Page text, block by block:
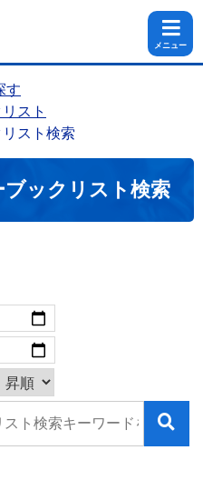
メニュー
す
スト
スト検索
ブックリスト検索